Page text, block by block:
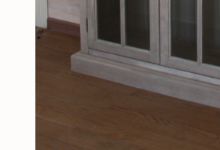
УЗНАЙТЕ
КЛИЕНТА О